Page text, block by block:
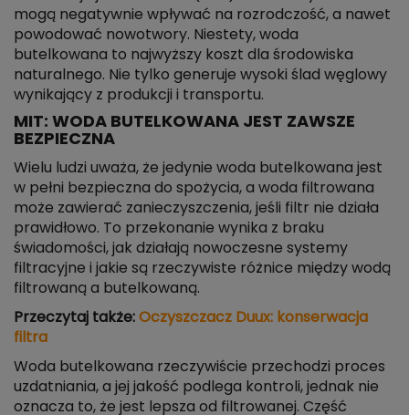
mogą negatywnie wpływać na rozrodczość, a nawet
powodować nowotwory. Niestety, woda
butelkowana to najwyższy koszt dla środowiska
naturalnego. Nie tylko generuje wysoki ślad węglowy
wynikający z produkcji i transportu.
MIT: WODA BUTELKOWANA JEST ZAWSZE
BEZPIECZNA
Wielu ludzi uważa, że jedynie woda butelkowana jest
w pełni bezpieczna do spożycia, a woda filtrowana
może zawierać zanieczyszczenia, jeśli filtr nie działa
prawidłowo. To przekonanie wynika z braku
świadomości, jak działają nowoczesne systemy
filtracyjne i jakie są rzeczywiste różnice między wodą
filtrowaną a butelkowaną.
Przeczytaj także: Oczyszczacz Duux: konserwacja
filtra
Woda butelkowana rzeczywiście przechodzi proces
uzdatniania, a jej jakość podlega kontroli, jednak nie
oznacza to, że jest lepsza od filtrowanej. Część